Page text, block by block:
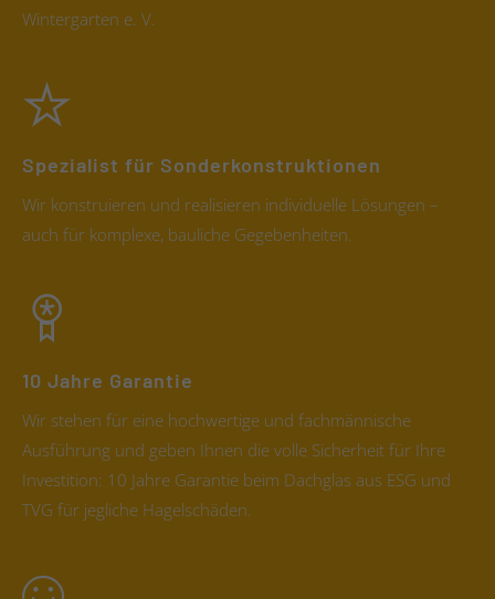
Wintergarten e. V.
Spezialist für Sonderkonstruktionen
Wir konstruieren und realisieren individuelle Lösungen –
auch für komplexe, bauliche Gegebenheiten.
10 Jahre Garantie
Wir stehen für eine hochwertige und fachmännische
Ausführung und geben Ihnen die volle Sicherheit für Ihre
Investition: 10 Jahre Garantie beim Dachglas aus ESG und
TVG für jegliche Hagelschäden.